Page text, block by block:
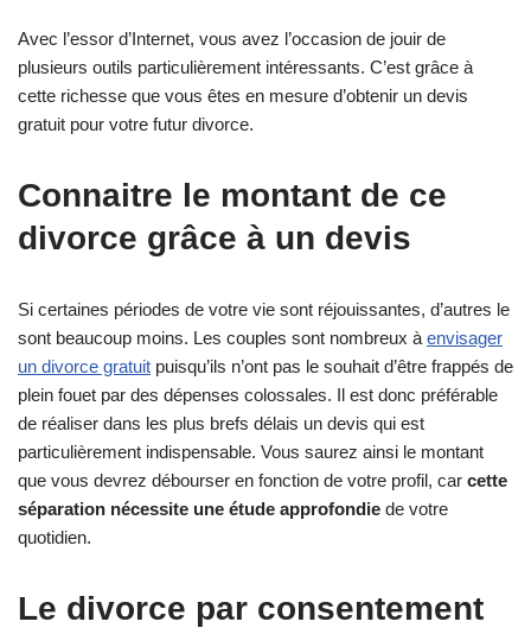
Avec l’essor d’Internet, vous avez l’occasion de jouir de
plusieurs outils particulièrement intéressants. C’est grâce à
cette richesse que vous êtes en mesure d’obtenir un devis
gratuit pour votre futur divorce.
Connaitre le montant de ce
divorce grâce à un devis
Si certaines périodes de votre vie sont réjouissantes, d’autres le
sont beaucoup moins. Les couples sont nombreux à envisager
un divorce gratuit puisqu’ils n’ont pas le souhait d’être frappés de
plein fouet par des dépenses colossales. Il est donc préférable
de réaliser dans les plus brefs délais un devis qui est
particulièrement indispensable. Vous saurez ainsi le montant
que vous devrez débourser en fonction de votre profil, car cette
séparation nécessite une étude approfondie de votre
quotidien.
Le divorce par consentement